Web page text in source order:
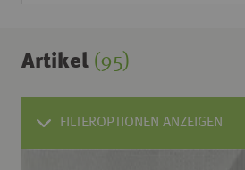
Artikel (95)
FILTEROPTIONEN ANZEIGEN